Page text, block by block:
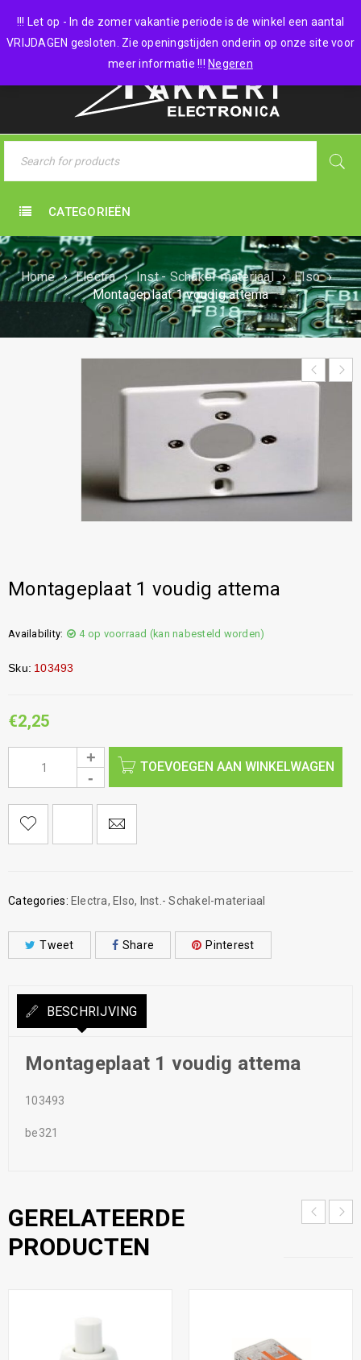
!!! Let op - In de zomer vakantie periode is de winkel een aantal
VRIJDAGEN gesloten. Zie openingstijden onderin op onze site voor
meer informatie !!! Negeren
0 items - €0,00
CATEGORIEËN
Home › Electra › Inst.- Schakel-materiaal › Elso ›
Montageplaat 1 voudig attema
Montageplaat 1 voudig attema
Availability: 4 op voorraad (kan nabesteld worden)
Sku: 103493
€2,25
TOEVOEGEN AAN WINKELWAGEN
Categories: Electra, Elso, Inst.- Schakel-materiaal
Tweet Share Pinterest
BESCHRIJVING
Montageplaat 1 voudig attema
103493
be321
GERELATEERDE
PRODUCTEN